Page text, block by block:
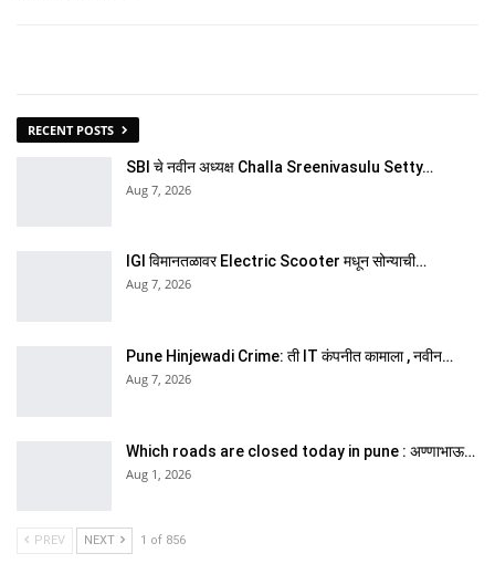
RECENT POSTS
SBI चे नवीन अध्यक्ष Challa Sreenivasulu Setty…
Aug 7, 2026
IGI विमानतळावर Electric Scooter मधून सोन्याची…
Aug 7, 2026
Pune Hinjewadi Crime: ती IT कंपनीत कामाला , नवीन…
Aug 7, 2026
Which roads are closed today in pune : अण्णाभाऊ…
Aug 1, 2026
PREV NEXT 1 of 856